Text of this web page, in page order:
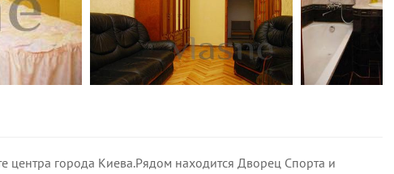
центра города Киева.Рядом находится Дворец Спорта и